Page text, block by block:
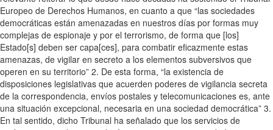
Europeo de Derechos Humanos, en cuanto a que “las sociedades
democráticas están amenazadas en nuestros días por formas muy
complejas de espionaje y por el terrorismo, de forma que [los]
Estado[s] deben ser capa[ces], para combatir eficazmente estas
amenazas, de vigilar en secreto a los elementos subversivos que
operen en su territorio” 2. De esta forma, “la existencia de
disposiciones legislativas que acuerden poderes de vigilancia secreta
de la correspondencia, envíos postales y telecomunicaciones es, ante
una situación excepcional, necesaria en una sociedad democrática” 3.
En tal sentido, dicho Tribunal ha señalado que los servicios de